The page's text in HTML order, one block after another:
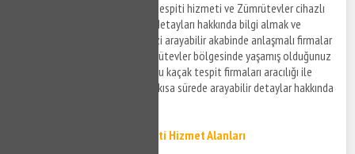
Zümrütevler cihazla su kaçak tespiti hizmeti ve Zümrütevler cihazlı
su kaçak bulma hizmetlerinin detayları hakkında bilgi almak ve
ücretlendirme detayları için bizi arayabilir akabinde anlaşmalı firmalar
ile bağlantı kurabilirsiniz. Zümrütevler bölgesinde yaşamış olduğunuz
su kaçak sorunlarınıza cihazlı su kaçak tespit firmaları aracılığı ile
müdahale edilmesi için bizi en kısa sürede arayabilir detaylar hakkında
Zümrütevler Su Kaçak Tespiti Hizmet Alanları